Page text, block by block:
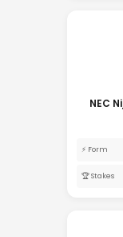
NEC
⚡ Form
🏆 Stakes